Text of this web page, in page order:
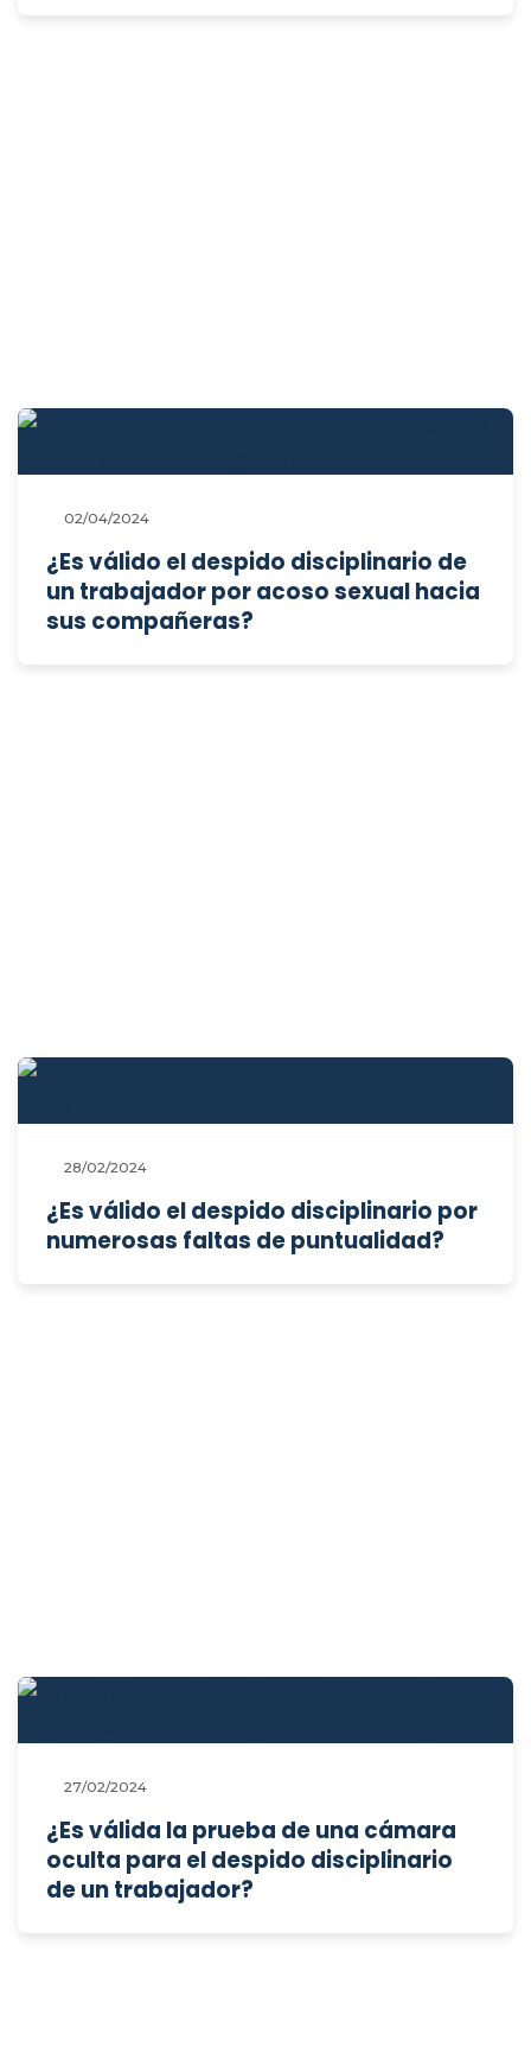
02/04/2024
¿Es válido el despido disciplinario de
un trabajador por acoso sexual hacia
sus compañeras?
28/02/2024
¿Es válido el despido disciplinario por
numerosas faltas de puntualidad?
27/02/2024
¿Es válida la prueba de una cámara
oculta para el despido disciplinario
de un trabajador?